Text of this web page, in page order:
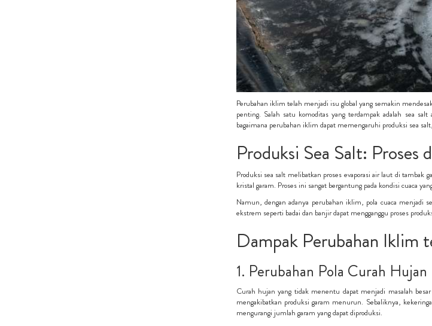
Perubahan iklim telah menjadi isu global yang semakin
penting. Salah satu komoditas yang terdampak adalah sea
bagaimana perubahan iklim dapat memengaruhi produksi sea
Produksi Sea Salt: Proses
Produksi sea salt melibatkan proses evaporasi air laut di
kristal garam. Proses ini sangat bergantung pada kondisi cuaca
Namun, dengan adanya perubahan iklim, pola cuaca menjadi
ekstrem seperti badai dan banjir dapat mengganggu proses
Dampak Perubahan Iklim
1. Perubahan Pola Curah Hujan
Curah hujan yang tidak menentu dapat menjadi masalah
mengakibatkan produksi garam menurun. Sebaliknya,
mengurangi jumlah garam yang dapat diproduksi.